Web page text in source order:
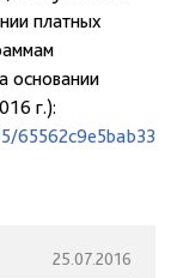
платных
основании
г.):
25.07.2016